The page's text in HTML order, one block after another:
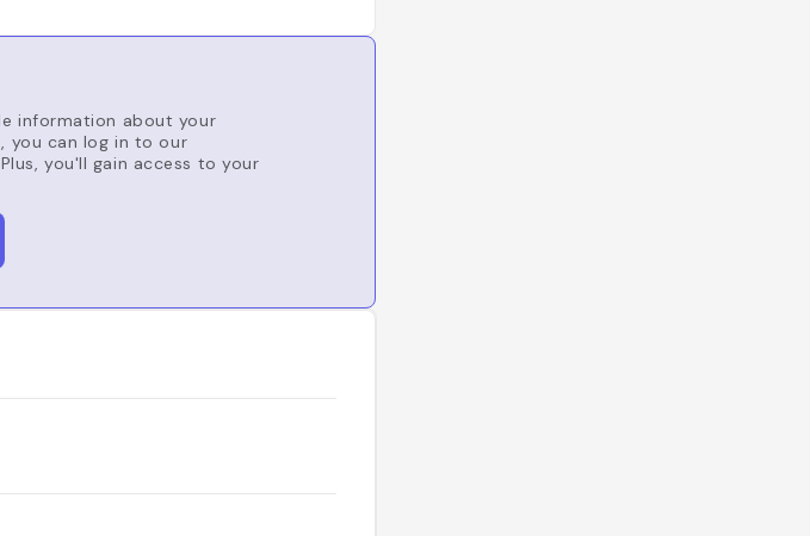
information about your
you can log in to our
you'll gain access to your